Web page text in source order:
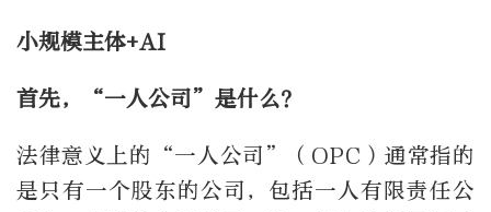
小规模主体+AI
首先，“一人公司”是什么？
法律意义上的“一人公司”（OPC）通常指的
是只有一个股东的公司，包括一人有限责任公